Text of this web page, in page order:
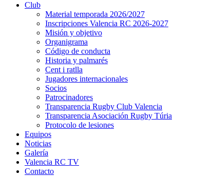
Club
Material temporada 2026/2027
Inscripciones Valencia RC 2026-2027
Misión y objetivo
Organigrama
Código de conducta
Historia y palmarés
Cent i ratlla
Jugadores internacionales
Socios
Patrocinadores
Transparencia Rugby Club Valencia
Transparencia Asociación Rugby Túria
Protocolo de lesiones
Equipos
Noticias
Galería
Valencia RC TV
Contacto